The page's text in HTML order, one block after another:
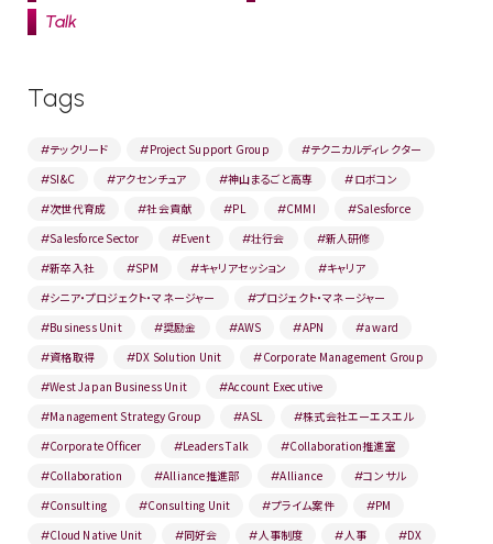
Talk
Tags
#テックリード #Project Support Group #テクニカルディレクター
#SI&C #アクセンチュア #神山まるごと高専 #ロボコン
#次世代育成 #社会貢献 #PL #CMMI #Salesforce
#Salesforce Sector #Event #壮行会 #新人研修
#新卒入社 #SPM #キャリアセッション #キャリア
#シニア・プロジェクト・マネージャー #プロジェクト・マネージャー
#Business Unit #奨励金 #AWS #APN #award
#資格取得 #DX Solution Unit #Corporate Management Group
#West Japan Business Unit #Account Executive
#Management Strategy Group #ASL #株式会社エーエスエル
#Corporate Officer #Leaders Talk #Collaboration推進室
#Collaboration #Alliance推進部 #Alliance #コンサル
#Consulting #Consulting Unit #プライム案件 #PM
#Cloud Native Unit #同好会 # 人事制度 # 人事 #DX